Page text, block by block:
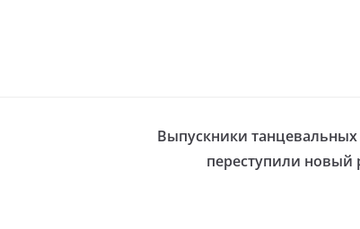
Выпускники танцевальных
переступили новый